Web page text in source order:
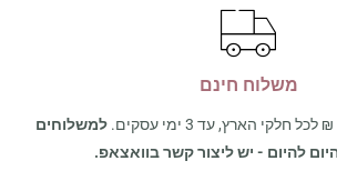
משלוח חינם
למשלוחים
להיום - יש ליצור קשר בוואצאפ.